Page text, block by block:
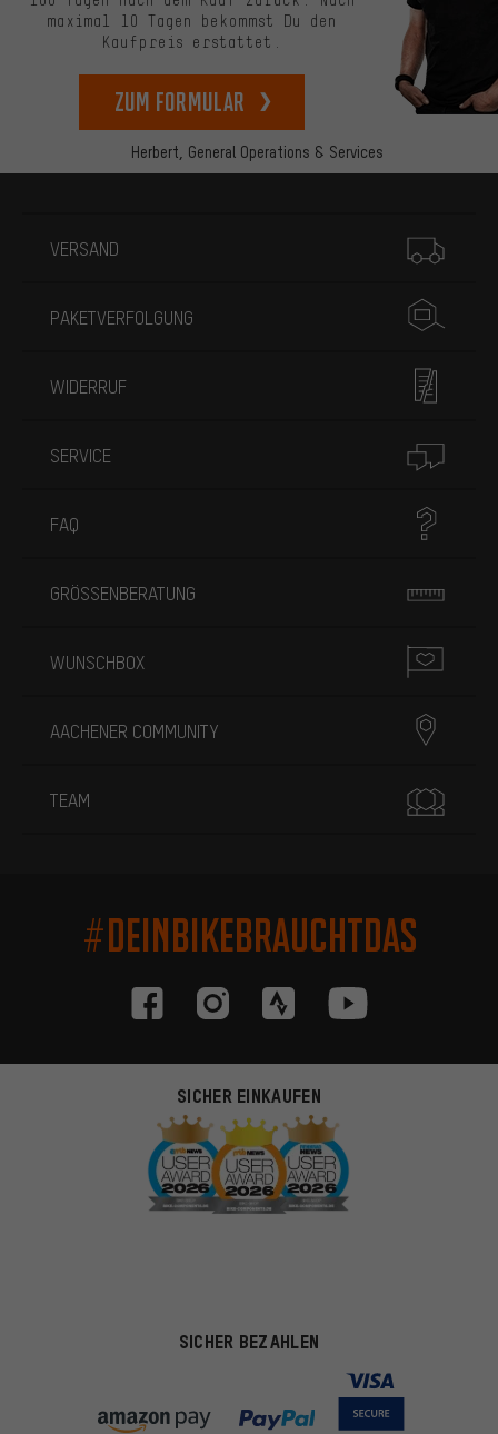
Herbert, General Operations & Services
maximal 10 Tagen bekommst Du den
Kaufpreis erstattet.
zum Formular
VERSAND
PAKETVERFOLGUNG
WIDERRUF
SERVICE
FAQ
GRÖSSENBERATUNG
WUNSCHBOX
AACHENER COMMUNITY
TEAM
#DEINBIKEBRAUCHTDAS
SICHER EINKAUFEN
SICHER BEZAHLEN